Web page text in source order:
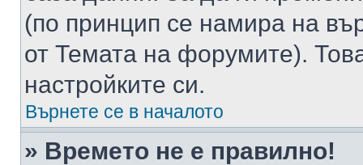
(по принцип се намира на
от Темата на форумите).
настройките си.
Върнете се в началото
» Времето не е правилно!